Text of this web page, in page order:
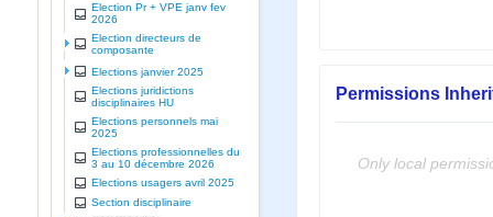
Election Pr + VPE janv fev
2026
Election directeurs de
composante
Elections janvier 2025
Elections juridictions
disciplinaires HU
Elections personnels mai
2025
Elections professionnelles du
3 au 10 décembre 2026
Elections usagers avril 2025
Section disciplinaire
Permissions
Only local